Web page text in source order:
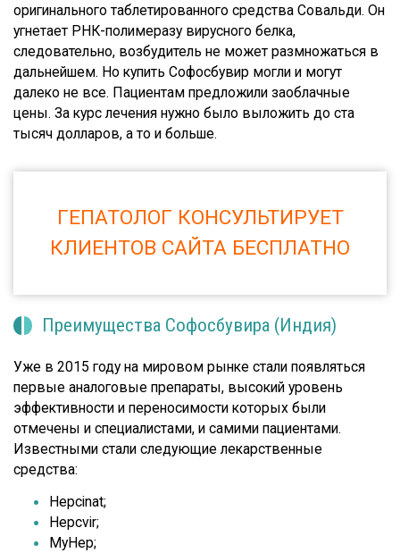
оригинального таблетированного средства Совальди. Он
угнетает РНК-полимеразу вирусного белка,
следовательно, возбудитель не может размножаться в
дальнейшем. Но купить Софосбувир могли и могут
далеко не все. Пациентам предложили заоблачные
цены. За курс лечения нужно было выложить до ста
тысяч долларов, а то и больше.
ГЕПАТОЛОГ КОНСУЛЬТИРУЕТ
КЛИЕНТОВ САЙТА БЕСПЛАТНО
Преимущества Софосбувира (Индия)
Уже в 2015 году на мировом рынке стали появляться
первые аналоговые препараты, высокий уровень
эффективности и переносимости которых были
отмечены и специалистами, и самими пациентами.
Известными стали следующие лекарственные
средства:
Hepcinat;
Hepcvir;
MyHep;